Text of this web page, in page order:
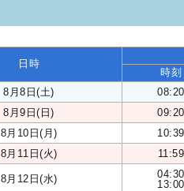
日時
時刻
8月8日(土)
08:20
8月9日(日)
09:20
8月10日(月)
10:39
8月11日(火)
11:59
8月12日(水)
04:30
13:00